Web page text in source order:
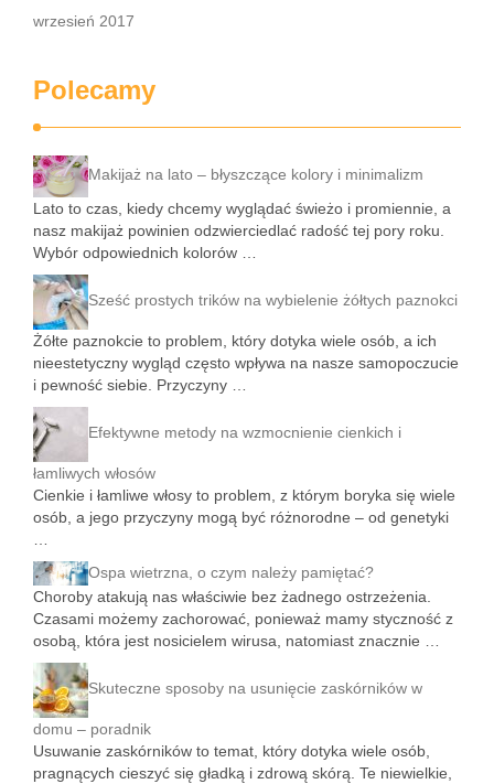
wrzesień 2017
Polecamy
Makijaż na lato – błyszczące kolory i minimalizm
Lato to czas, kiedy chcemy wyglądać świeżo i promiennie, a
nasz makijaż powinien odzwierciedlać radość tej pory roku.
Wybór odpowiednich kolorów …
Sześć prostych trików na wybielenie żółtych paznokci
Żółte paznokcie to problem, który dotyka wiele osób, a ich
nieestetyczny wygląd często wpływa na nasze samopoczucie
i pewność siebie. Przyczyny …
Efektywne metody na wzmocnienie cienkich i
łamliwych włosów
Cienkie i łamliwe włosy to problem, z którym boryka się wiele
osób, a jego przyczyny mogą być różnorodne – od genetyki
Ospa wietrzna, o czym należy pamiętać?
Choroby atakują nas właściwie bez żadnego ostrzeżenia.
Czasami możemy zachorować, ponieważ mamy styczność z
osobą, która jest nosicielem wirusa, natomiast znacznie …
Skuteczne sposoby na usunięcie zaskórników w
domu – poradnik
Usuwanie zaskórników to temat, który dotyka wiele osób,
pragnących cieszyć się gładką i zdrową skórą. Te niewielkie,